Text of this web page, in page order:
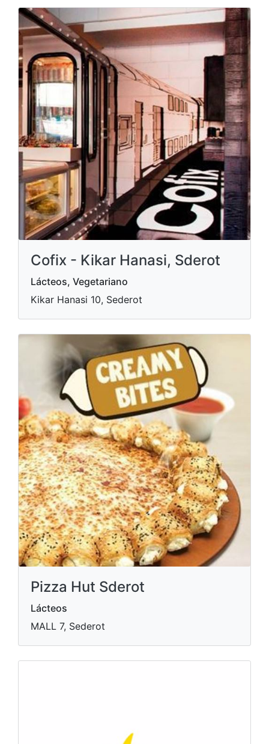
Cofix - Kikar Hanasi, Sderot
Lácteos, Vegetariano
Kikar Hanasi 10, Sederot
Pizza Hut Sderot
Lácteos
MALL 7, Sederot